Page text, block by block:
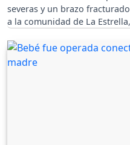
severas y un brazo
a la comunidad de La